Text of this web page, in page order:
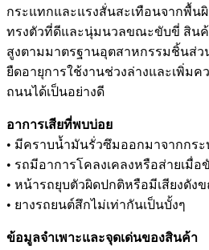
กระแทกและแรงสั่นสะเทือนจากพื้น
ทรงตัวที่ดีและนุ่มนวลขณะขับขี่ สิน
สูงตามมาตรฐานอุตสาหกรรมชิ้นส่ว
ยืดอายุการใช้งานช่วงล่างและเพิ่มค
ถนนได้เป็นอย่างดี
อาการเสียที่พบบ่อย
• มีคราบน้ำมันรั่วซึมออกมาจากกร
• รถมีอาการโคลงเคลงหรือส่ายเมื่อ
• หน้ารถยุบตัวผิดปกติหรือมีเสียงดัง
• ยางรถยนต์สึกไม่เท่ากันเป็นบั้งๆ
ข้อมูลจำเพาะและจุดเด่นของสินค้า